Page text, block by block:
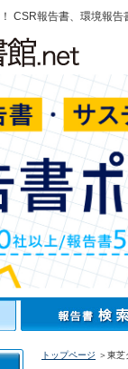
CSR報告書、環境報告
トップページ ＞東